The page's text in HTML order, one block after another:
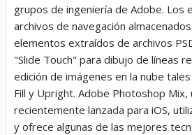
grupos de ingeniería de Adobe. Los
archivos de navegación
elementos extraídos de archivos
"Slide Touch" para dibujo de líneas
edición de imágenes en la nube
Fill y Upright. Adobe Photoshop Mix,
recientemente lanzada para iOS,
y ofrece algunas de las mejores